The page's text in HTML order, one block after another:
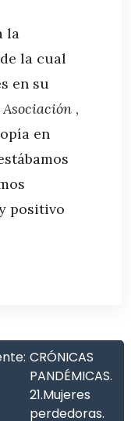
la
la cual
en su
,
en
positivo
CRÓNICAS
PANDÉMICAS.
21.Mujeres
perdedoras.